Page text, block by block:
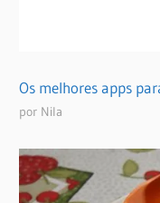
Os melhores apps
por Nila